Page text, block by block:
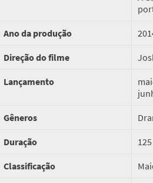
Ano da produção
Direção do filme
Lançamento
Gêneros
Duração
Classificação